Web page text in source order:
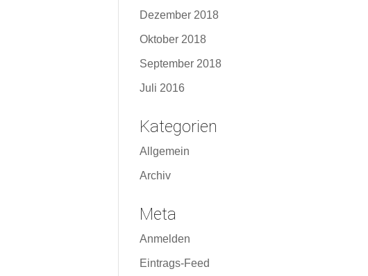
Dezember 2018
Oktober 2018
September 2018
Juli 2016
Kategorien
Allgemein
Archiv
Meta
Anmelden
Eintrags-Feed